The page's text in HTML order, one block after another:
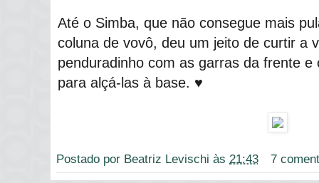
Até o Simba, que não consegue mais
coluna de vovô, deu um jeito de curtir a
penduradinho com as garras da frente
para alçá-las à base. ♥
Postado por Beatriz Levischi às 21:43 7